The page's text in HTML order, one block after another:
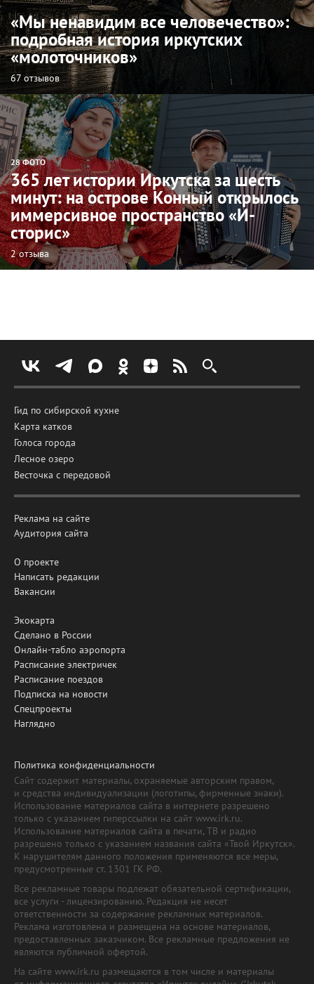
«Мы ненавидим все человечество»:
подробная история иркутских
«молоточников»
67 отзывов
28 ФОТО
365 лет истории Иркутска за шесть
минут: на острове Конный открылось
иммерсивное пространство «И-
сторис»
2 отзыва
Гид по сибирской кухне
Карта катков
Голоса города
Лесное озеро
Весточка с передовой
Реклама на сайте
Аудитория сайта
О проекте
Написать редакции
Вакансии
Экокарта
Сделано в России
Онлайн-табло аэропорта
Расписание электричек
Расписание поездов
Подписка на новости
Спецпроекты
Наглядно
Политика конфиденциальности
Сайт содержит материалы, охраняемые авторским правом,
и средства индивидуализации (логотипы, фирменные знаки).
Использование материалов сайта в интернете разрешено
только с указанием гиперссылки на сайт www.irk.ru.
Использование материалов сайта в печати, ТВ и радио
разрешено только с указанием названия сайта «Твой Иркутск».
К нарушителям данного положения применяются все меры,
предусмотренные ст. 1301 ГК РФ.
Все рекламные товары подлежат обязательной сертификации,
все услуги - лицензированию. Редакция не несет
ответственности за содержание рекламных материалов.
Реклама изготовлена и размещена на основе материалов,
предоставленных заказчиком. Все рекламные предложения не
являются публичной офертой.
На сайте www.irk.ru размещаются в том числе и материалы